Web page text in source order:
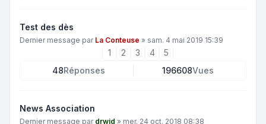
Test des dès
Dernier message par La Conteuse » sam. 4 mai 2019 15:39
1 2 3 4
5
48Réponses 196608Vues
News Association
Dernier message par drwid » mer. 24 oct. 2018 08:38